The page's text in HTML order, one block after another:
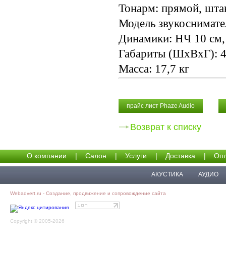
Тонарм: прямой,
Модель
Динамики: НЧ 10
Габариты (ШхВхГ):
Масса: 17,7 кг
прайс лист Phaze Audio
Возврат к списку
О компании | Салон | Услуги | Доставка |
АКУСТИКА АУДИО
Webadvert.ru - Создание, продвижение и сопровождение сайта
Copyright © 2005-2026